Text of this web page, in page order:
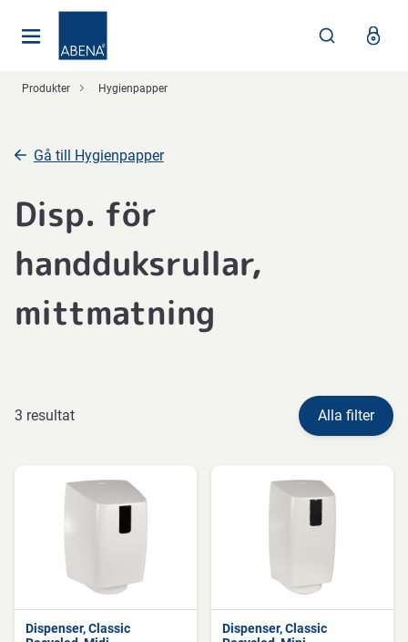
Produkter Hygienpapper
Gå till Hygienpapper
Disp. för
handduksrullar,
mittmatning
3 resultat Alla filter
Dispenser, Classic
Dispenser, Classic